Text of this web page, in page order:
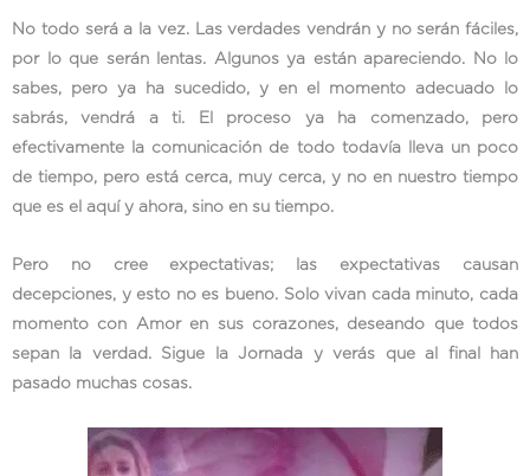
No todo será a la vez. Las verdades vendrán y no serán fáciles,
por lo que serán lentas. Algunos ya están apareciendo. No lo
sabes, pero ya ha sucedido, y en el momento adecuado lo
sabrás, vendrá a ti. El proceso ya ha comenzado, pero
efectivamente la comunicación de todo todavía lleva un poco
de tiempo, pero está cerca, muy cerca, y no en nuestro tiempo
que es el aquí y ahora, sino en su tiempo.
Pero no cree expectativas; las expectativas causan
decepciones, y esto no es bueno. Solo vivan cada minuto, cada
momento con Amor en sus corazones, deseando que todos
sepan la verdad. Sigue la Jornada y verás que al final han
pasado muchas cosas.